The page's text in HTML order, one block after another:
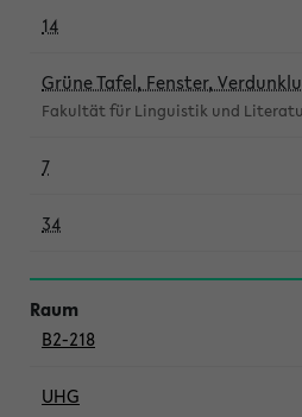
14
Grüne Tafel, Fenster,
Fakultät für Linguistik und
7
34
B2-218
UHG